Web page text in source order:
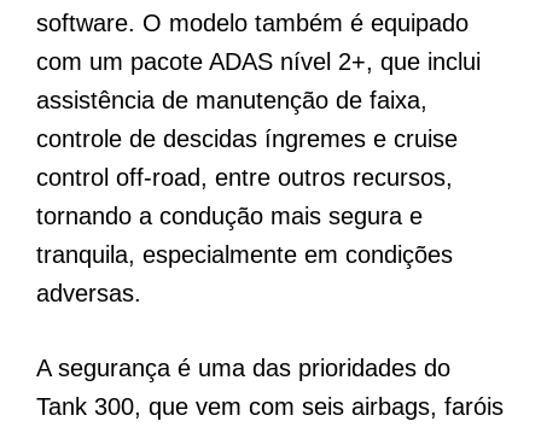
software. O modelo também é equipado
com um pacote ADAS nível 2+, que inclui
assistência de manutenção de faixa,
controle de descidas íngremes e cruise
control off-road, entre outros recursos,
tornando a condução mais segura e
tranquila, especialmente em condições
adversas.
A segurança é uma das prioridades do
Tank 300, que vem com seis airbags, faróis